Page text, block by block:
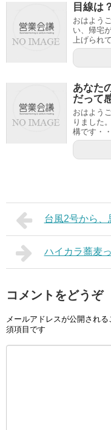
目線は？
おはよう
い、帰宅
上げられ
あなた
だって
おはよう
りました
構です・
台風2号から、
ハイカラ蕎麦
コメントをどうぞ
メールアドレスが公開される
須項目です